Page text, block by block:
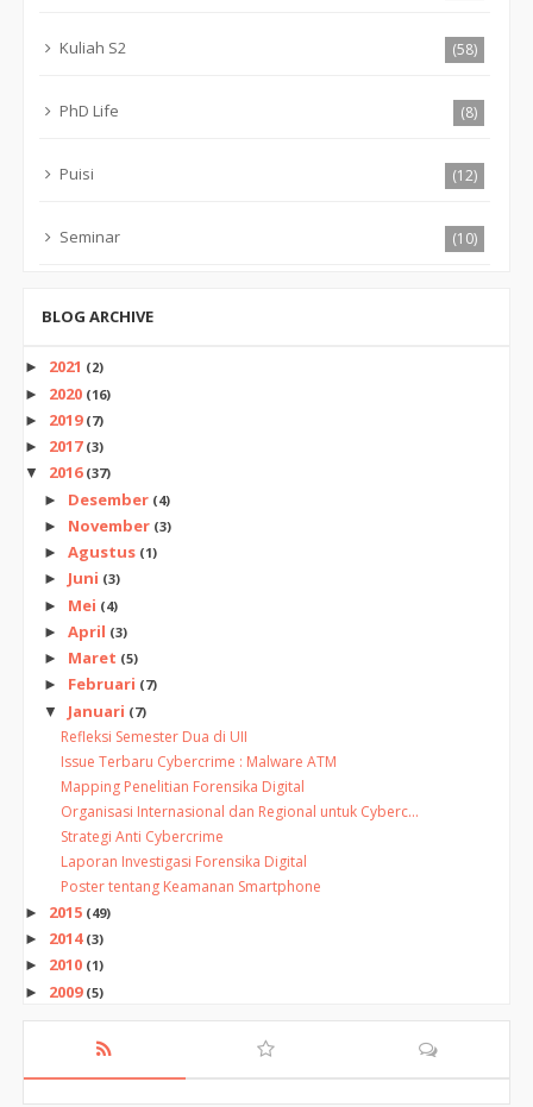
Kuliah S2 (58)
PhD Life (8)
Puisi (12)
Seminar (10)
BLOG ARCHIVE
► 2021 (2)
► 2020 (16)
► 2019 (7)
► 2017 (3)
▼ 2016 (37)
► Desember (4)
► November (3)
► Agustus (1)
► Juni (3)
► Mei (4)
► April (3)
► Maret (5)
► Februari (7)
▼ Januari (7)
Refleksi Semester Dua di UII
Issue Terbaru Cybercrime : Malware ATM
Mapping Penelitian Forensika Digital
Organisasi Internasional dan Regional untuk Cyberc...
Strategi Anti Cybercrime
Laporan Investigasi Forensika Digital
Poster tentang Keamanan Smartphone
► 2015 (49)
► 2014 (3)
► 2010 (1)
► 2009 (5)